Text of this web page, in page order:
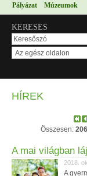
Pályázat
Múzeumok
KERESÉS
HÍREK
Összesen:
A mai világban
2018.
A